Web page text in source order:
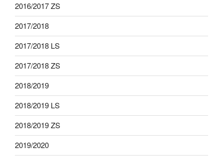
2016/2017 ZS
2017/2018
2017/2018 LS
2017/2018 ZS
2018/2019
2018/2019 LS
2018/2019 ZS
2019/2020